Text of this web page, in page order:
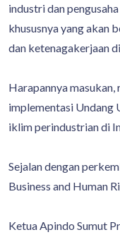
industri dan
khususnya yang akan
dan ketenagakerjaan
Harapannya masukan,
implementasi Undang
iklim perindustrian di
Sejalan dengan
Business and Human
Ketua Apindo Sumut